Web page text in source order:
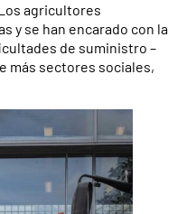
agricultores
y se han encarado con la
de suministro –
más sectores sociales,